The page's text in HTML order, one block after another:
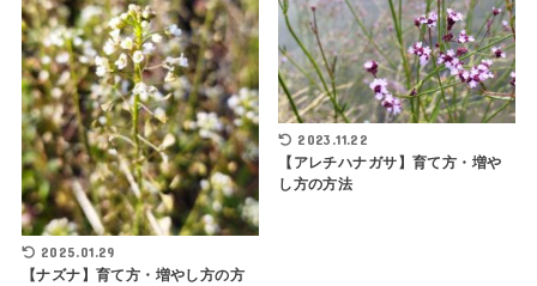
2025.01.29
【ナズナ】育て方・増やし方の方
2023.11.22
【アレチハナガサ】育て方・増や
し方の方法